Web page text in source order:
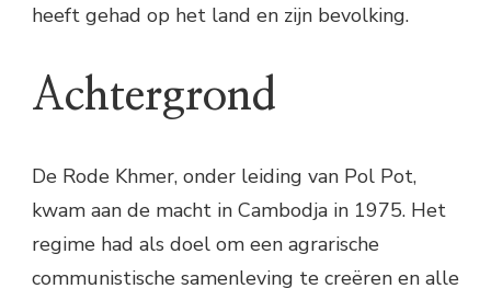
heeft gehad op het land en zijn bevolking.
Achtergrond
De Rode Khmer, onder leiding van Pol Pot,
kwam aan de macht in Cambodja in 1975. Het
regime had als doel om een agrarische
communistische samenleving te creëren en alle